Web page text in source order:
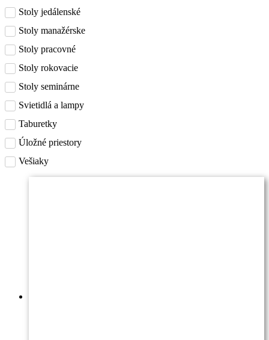
Stoly jedálenské
Stoly manažérske
Stoly pracovné
Stoly rokovacie
Stoly seminárne
Svietidlá a lampy
Taburetky
Úložné priestory
Vešiaky